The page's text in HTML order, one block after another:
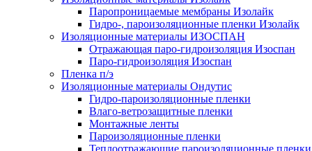
Паропроницаемые мембраны Изолайк
Гидро-, пароизоляционные пленки Изолайк
Изоляционные материалы ИЗОСПАН
Отражающая паро-гидроизоляция Изоспан
Паро-гидроизоляция Изоспан
Пленка п/э
Изоляционные материалы Ондутис
Гидро-пароизоляционные пленки
Влаго-ветрозащитные пленки
Монтажные ленты
Пароизоляционные пленки
Теплоотражающие пароизоляционные пленки